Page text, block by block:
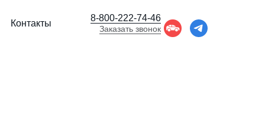
Контакты
8-800-222-74-46
Заказать звонок